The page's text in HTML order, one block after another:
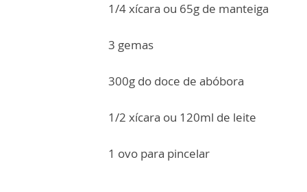
1/4 xícara ou 65g de manteiga
3 gemas
300g do doce de abóbora
1/2 xícara ou 120ml de leite
1 ovo para pincelar